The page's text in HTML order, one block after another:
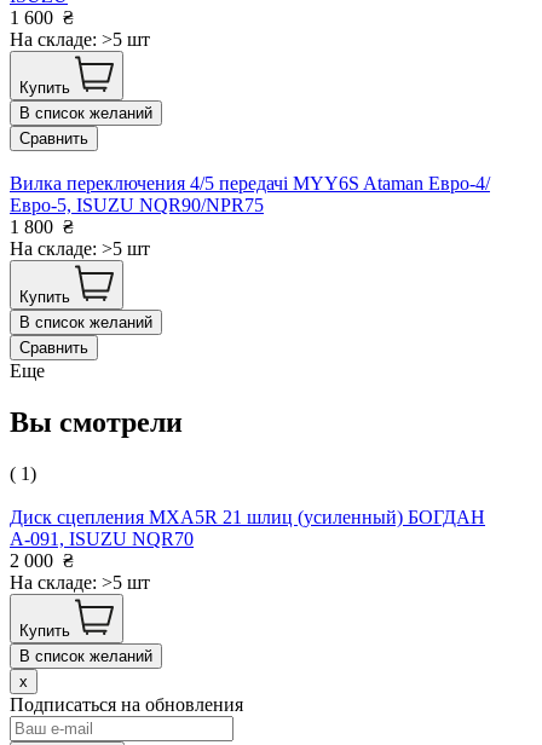
1 600 ₴
На складе: >5 шт
Купить
В список желаний
Сравнить
Вилка переключения 4/5 передачі MYY6S Ataman Евро-4/
Евро-5, ISUZU NQR90/NPR75
1 800 ₴
На складе: >5 шт
Купить
В список желаний
Сравнить
Еще
Вы смотрели
( 1)
Диск сцепления MXA5R 21 шлиц (усиленный) БОГДАН
А-091, ISUZU NQR70
2 000 ₴
На складе: >5 шт
Купить
В список желаний
x
Подписаться на обновления